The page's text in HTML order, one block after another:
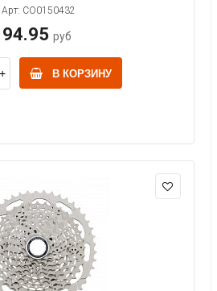
Арт: CO0150432
94.95 руб
В КОРЗИНУ